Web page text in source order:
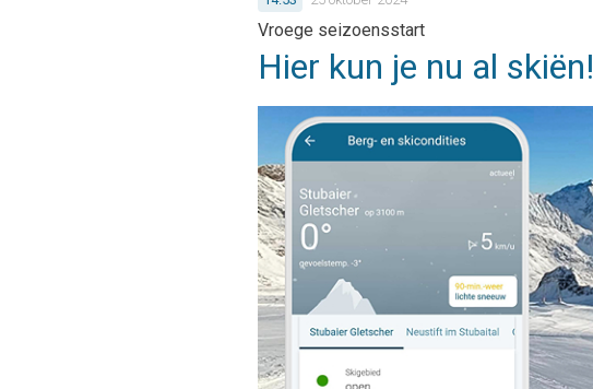
Vroege seizoensstart
Hier kun je nu al skiën!